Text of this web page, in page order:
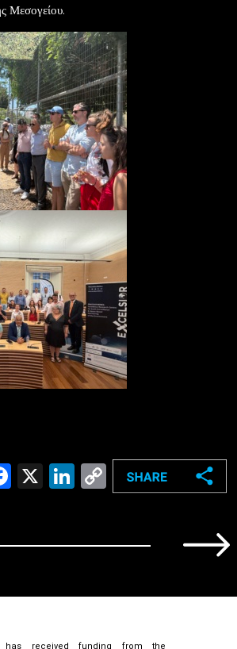
Μεσογείου.
Facebook
X LinkedIn
Copy
Link
has received funding from the